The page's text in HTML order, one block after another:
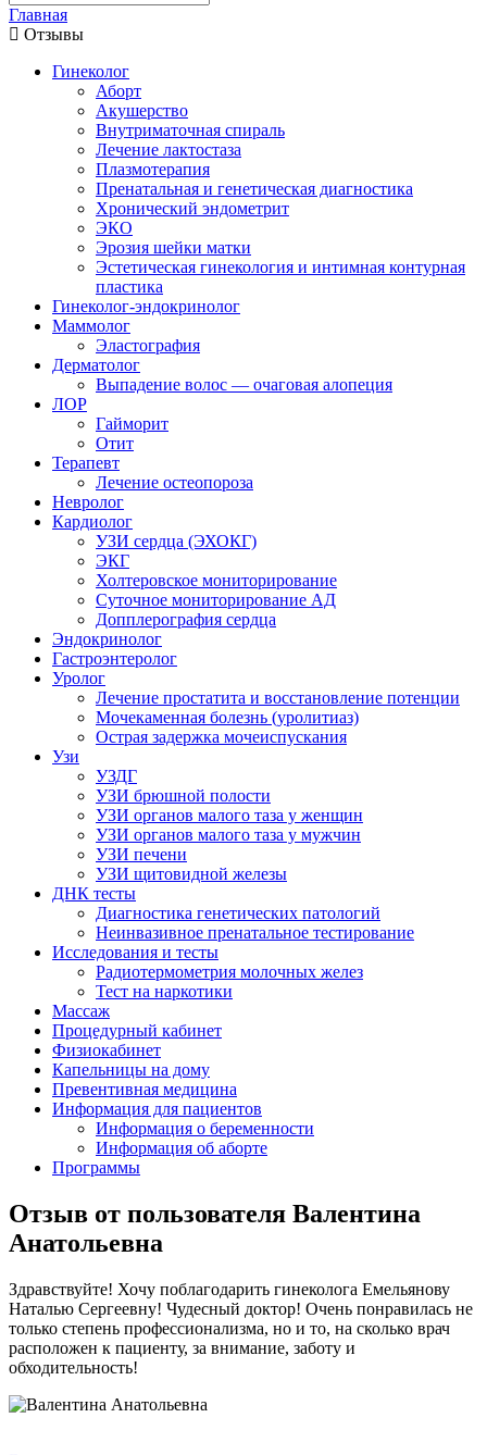
Главная
Отзывы
Гинеколог
Аборт
Акушерство
Внутриматочная спираль
Лечение лактостаза
Плазмотерапия
Пренатальная и генетическая диагностика
Хронический эндометрит
ЭКО
Эрозия шейки матки
Эстетическая гинекология и интимная контурная
пластика
Гинеколог-эндокринолог
Маммолог
Эластография
Дерматолог
Выпадение волос — очаговая алопеция
ЛОР
Гайморит
Отит
Терапевт
Лечение остеопороза
Невролог
Кардиолог
УЗИ сердца (ЭХОКГ)
ЭКГ
Холтеровское мониторирование
Суточное мониторирование АД
Допплерография сердца
Эндокринолог
Гастроэнтеролог
Уролог
Лечение простатита и восстановление потенции
Мочекаменная болезнь (уролитиаз)
Острая задержка мочеиспускания
Узи
УЗДГ
УЗИ брюшной полости
УЗИ органов малого таза у женщин
УЗИ органов малого таза у мужчин
УЗИ печени
УЗИ щитовидной железы
ДНК тесты
Диагностика генетических патологий
Неинвазивное пренатальное тестирование
Исследования и тесты
Радиотермометрия молочных желез
Тест на наркотики
Массаж
Процедурный кабинет
Физиокабинет
Капельницы на дому
Превентивная медицина
Информация для пациентов
Информация о беременности
Информация об аборте
Программы
Отзыв от пользователя Валентина
Анатольевна
Здравствуйте! Хочу поблагодарить гинеколога Емельянову
Наталью Сергеевну! Чудесный доктор! Очень понравилась не
только степень профессионализма, но и то, на сколько врач
расположен к пациенту, за внимание, заботу и
обходительность!